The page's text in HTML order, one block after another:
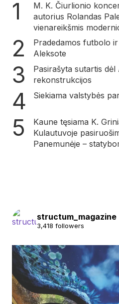
M. K. Čiurlionio
autorius Rolandas
vienareikšmis
Pradedamos futbolo
Aleksote
Pasirašyta sutartis dėl
rekonstrukcijos
Siekiama valstybės
Kaune tęsiama K.
Kulautuvoje
Panemunėje –
structum_magazine
3,418 followers